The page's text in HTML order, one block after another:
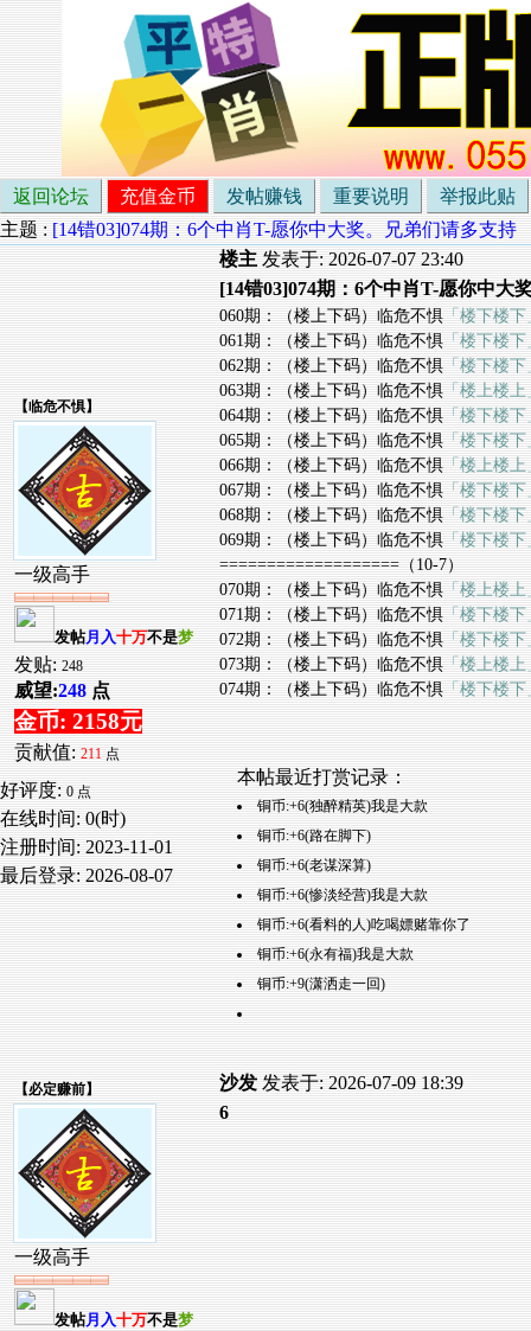
返回论坛 充值金币 发帖赚钱 重要说明
举报此贴
主题 : [14错03]074期：6个中肖T-愿你中大奖。兄弟们请多支持
【临危不惧】
一级高手
发帖月入十万不是梦
发贴: 248
威望:248 点
金币: 2158元
贡献值: 211 点
好评度: 0 点
在线时间: 0(时)
注册时间: 2023-11-01
最后登录: 2026-08-07
楼主 发表于: 2026-07-07 23:40
[14错03]074期：6个中肖T-愿你中大
060期：（楼上下码）临危不惧 「楼下楼下
061期：（楼上下码）临危不惧 「楼下楼下
062期：（楼上下码）临危不惧 「楼下楼下
063期：（楼上下码）临危不惧 「楼上楼上
064期：（楼上下码）临危不惧 「楼下楼下
065期：（楼上下码）临危不惧 「楼下楼下
066期：（楼上下码）临危不惧 「楼上楼上
067期：（楼上下码）临危不惧 「楼下楼下
068期：（楼上下码）临危不惧 「楼下楼下
069期：（楼上下码）临危不惧 「楼下楼下
===================（10-7）
070期：（楼上下码）临危不惧 「楼上楼上
071期：（楼上下码）临危不惧 「楼下楼下
072期：（楼上下码）临危不惧 「楼下楼下
073期：（楼上下码）临危不惧 「楼上楼上
074期：（楼上下码）临危不惧 「楼下楼下
本帖最近打赏记录：
铜币:+6(独醉精英)我是大款
铜币:+6(路在脚下)
铜币:+6(老谋深算)
铜币:+6(惨淡经营)我是大款
铜币:+6(看料的人)吃喝嫖赌靠你了
铜币:+6(永有福)我是大款
铜币:+9(潇洒走一回)
【必定赚前】
一级高手
发帖月入十万不是梦
沙发 发表于: 2026-07-09 18:39
6